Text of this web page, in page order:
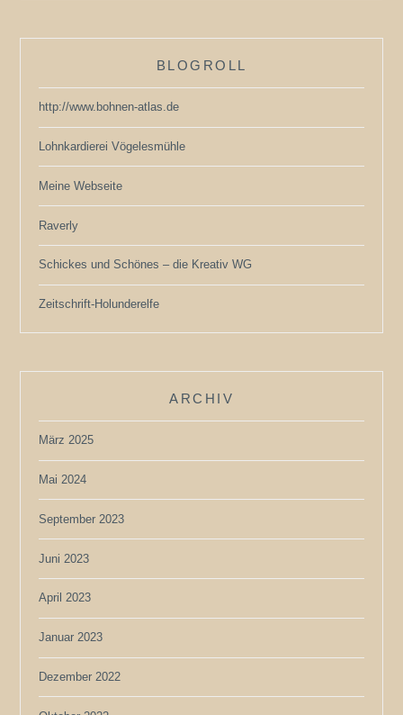
BLOGROLL
http://www.bohnen-atlas.de
Lohnkardierei Vögelesmühle
Meine Webseite
Raverly
Schickes und Schönes – die Kreativ WG
Zeitschrift-Holunderelfe
ARCHIV
März 2025
Mai 2024
September 2023
Juni 2023
April 2023
Januar 2023
Dezember 2022